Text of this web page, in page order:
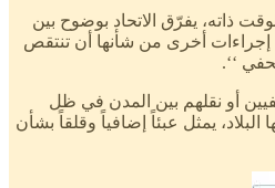
ذاته، يفرّق الاتحاد بوضوح بين
إجراءات أخرى من شأنها أن تنتقص
‘‘.
أو نقلهم بين المدن في ظل
البلاد، يمثل عبئاً إضافياً وقلقاً بشأن